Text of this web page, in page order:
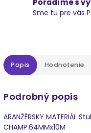
Poradíme s
Sme tu pre vás
Popis Hodnotenie
Podrobný popis
ARANŽÉRSKY MATERIÁL
CHAMP.64MMx10M